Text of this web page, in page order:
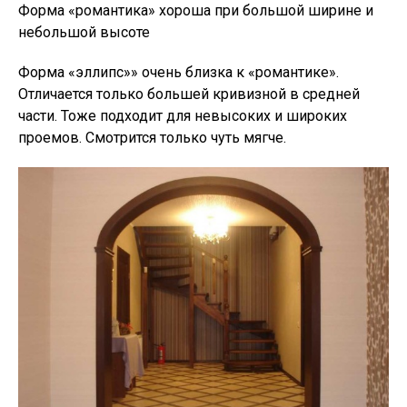
Форма «романтика» хороша при большой ширине и
небольшой высоте
Форма «эллипс»» очень близка к «романтике».
Отличается только большей кривизной в средней
части. Тоже подходит для невысоких и широких
проемов. Смотрится только чуть мягче.